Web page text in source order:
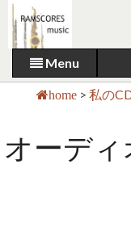
Menu
home > 私の
オーディ